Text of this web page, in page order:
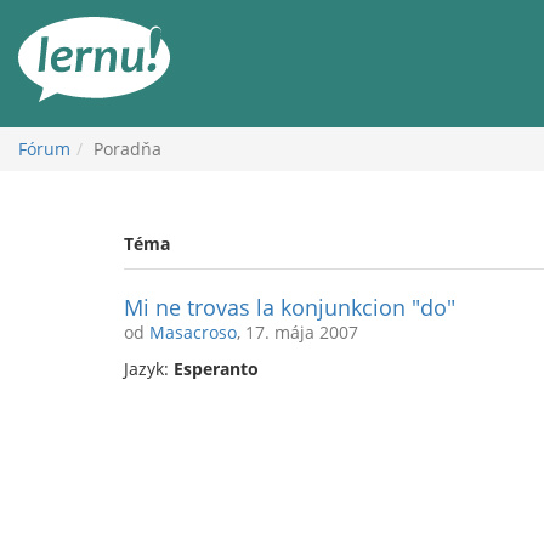
obsah
Fórum Poradňa
Téma
Mi ne trovas la konjunkcion "do"
od Masacroso, 17. mája 2007
Jazyk: Esperanto